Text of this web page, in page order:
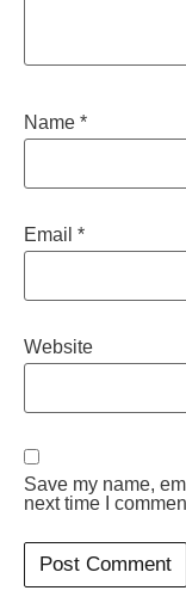
Name *
Email *
Website
Save my name,
next time I